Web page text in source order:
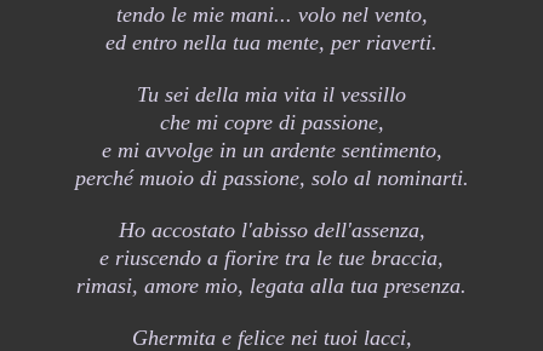
tendo le mie mani... volo nel vento,
ed entro nella tua mente, per riaverti.
Tu sei della mia vita il vessillo
che mi copre di passione,
e mi avvolge in un ardente sentimento,
perché muoio di passione, solo al nominarti.
Ho accostato l'abisso dell'assenza,
e riuscendo a fiorire tra le tue braccia,
rimasi, amore mio, legata alla tua presenza.
Ghermita e felice nei tuoi lacci,